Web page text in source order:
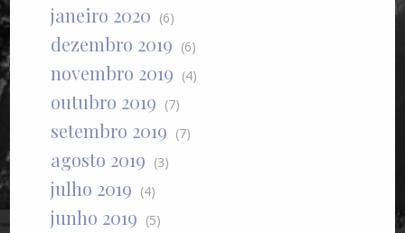
janeiro 2020 (6)
dezembro 2019 (6)
novembro 2019 (4)
outubro 2019 (7)
setembro 2019 (7)
agosto 2019 (3)
julho 2019 (4)
junho 2019 (5)